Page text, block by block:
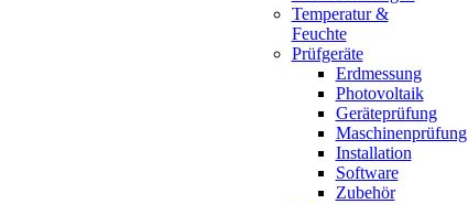
Temperatur &
Feuchte
Prüfgeräte
Erdmessung
Photovoltaik
Geräteprüfung
Maschinenprüfung
Installation
Software
Zubehör